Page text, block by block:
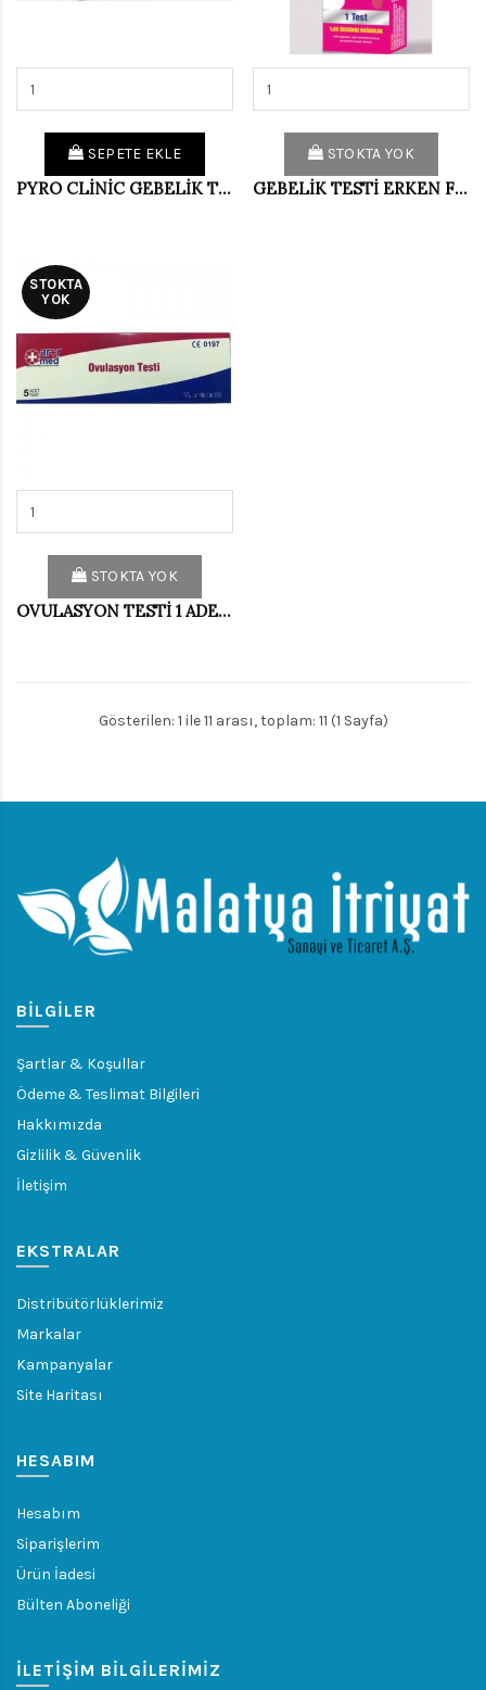
SEPETE EKLE
PYRO CLİNİC GEBELİK TESTİ 40 LI
STOKTA YOK
GEBELİK TESTİ ERKEN FREELY
STOKTA
YOK
STOKTA YOK
OVULASYON TESTİ 1 ADETLİ ARTIMED
Gösterilen: 1 ile 11 arası, toplam: 11 (1 Sayfa)
BILGILER
Şartlar & Koşullar
Ödeme & Teslimat Bilgileri
Hakkımızda
Gizlilik & Güvenlik
İletişim
EKSTRALAR
Distribütörlüklerimiz
Markalar
Kampanyalar
Site Haritası
HESABIM
Hesabım
Siparişlerim
Ürün İadesi
Bülten Aboneliği
İLETIŞIM BILGILERIMIZ